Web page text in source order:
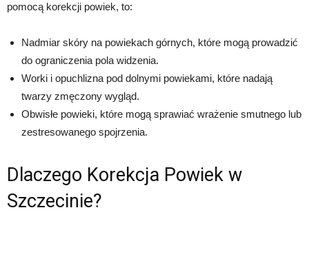
pomocą korekcji powiek, to:
Nadmiar skóry na powiekach górnych, które mogą prowadzić
do ograniczenia pola widzenia.
Worki i opuchlizna pod dolnymi powiekami, które nadają
twarzy zmęczony wygląd.
Obwisłe powieki, które mogą sprawiać wrażenie smutnego lub
zestresowanego spojrzenia.
Dlaczego Korekcja Powiek w
Szczecinie?